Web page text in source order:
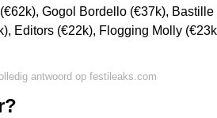
Gogol Bordello (€37k), Bastille
Editors (€22k), Flogging Molly
antwoord op festileaks.com